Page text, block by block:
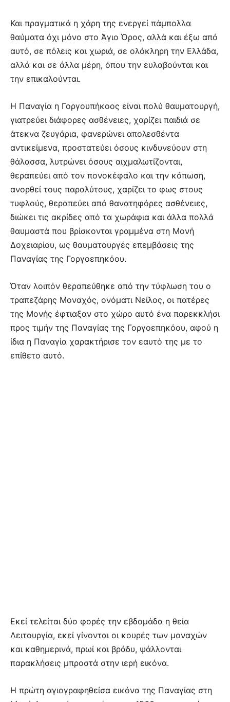
Και πραγματικά η χάρη της ενεργεί πάμπολλα
θαύματα όχι μόνο στο Άγιο Όρος, αλλά και έξω από
αυτό, σε πόλεις και χωριά, σε ολόκληρη την Ελλάδα,
αλλά και σε άλλα μέρη, όπου την ευλαβούνται και
την επικαλούνται.
Η Παναγία η Γοργουπήκοος είναι πολύ θαυματουργή,
γιατρεύει διάφορες ασθένειες, χαρίζει παιδιά σε
άτεκνα ζευγάρια, φανερώνει απολεσθέντα
αντικείμενα, προστατεύει όσους κινδυνεύουν στη
θάλασσα, λυτρώνει όσους αιχμαλωτίζονται,
θεραπεύει από τον πονοκέφαλο και την κόπωση,
ανορθεί τους παραλύτους, χαρίζει το φως στους
τυφλούς, θεραπεύει από θανατηφόρες ασθένειες,
διώκει τις ακρίδες από τα χωράφια και άλλα πολλά
θαυμαστά που βρίσκονται γραμμένα στη Μονή
Δοχειαρίου, ως θαυματουργές επεμβάσεις της
Παναγίας της Γοργοεπηκόου.
Όταν λοιπόν θεραπεύθηκε από την τύφλωση του ο
τραπεζάρης Μοναχός, ονόματι Νείλος, οι πατέρες
της Μονής έφτιαξαν στο χώρο αυτό ένα παρεκκλήσι
προς τιμήν της Παναγίας της Γοργοεπηκόου, αφού η
ίδια η Παναγία χαρακτήρισε τον εαυτό της με το
επίθετο αυτό.
Εκεί τελείται δύο φορές την εβδομάδα η θεία
Λειτουργία, εκεί γίνονται οι κουρές των μοναχών
και καθημερινά, πρωί και βράδυ, ψάλλονται
παρακλήσεις μπροστά στην ιερή εικόνα.
Η πρώτη αγιογραφηθείσα εικόνα της Παναγίας στη